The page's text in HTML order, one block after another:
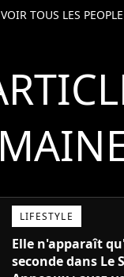
VOIR TOUS LES PEOPLE
LIFESTYLE
Elle n'apparaît
seconde dans Le